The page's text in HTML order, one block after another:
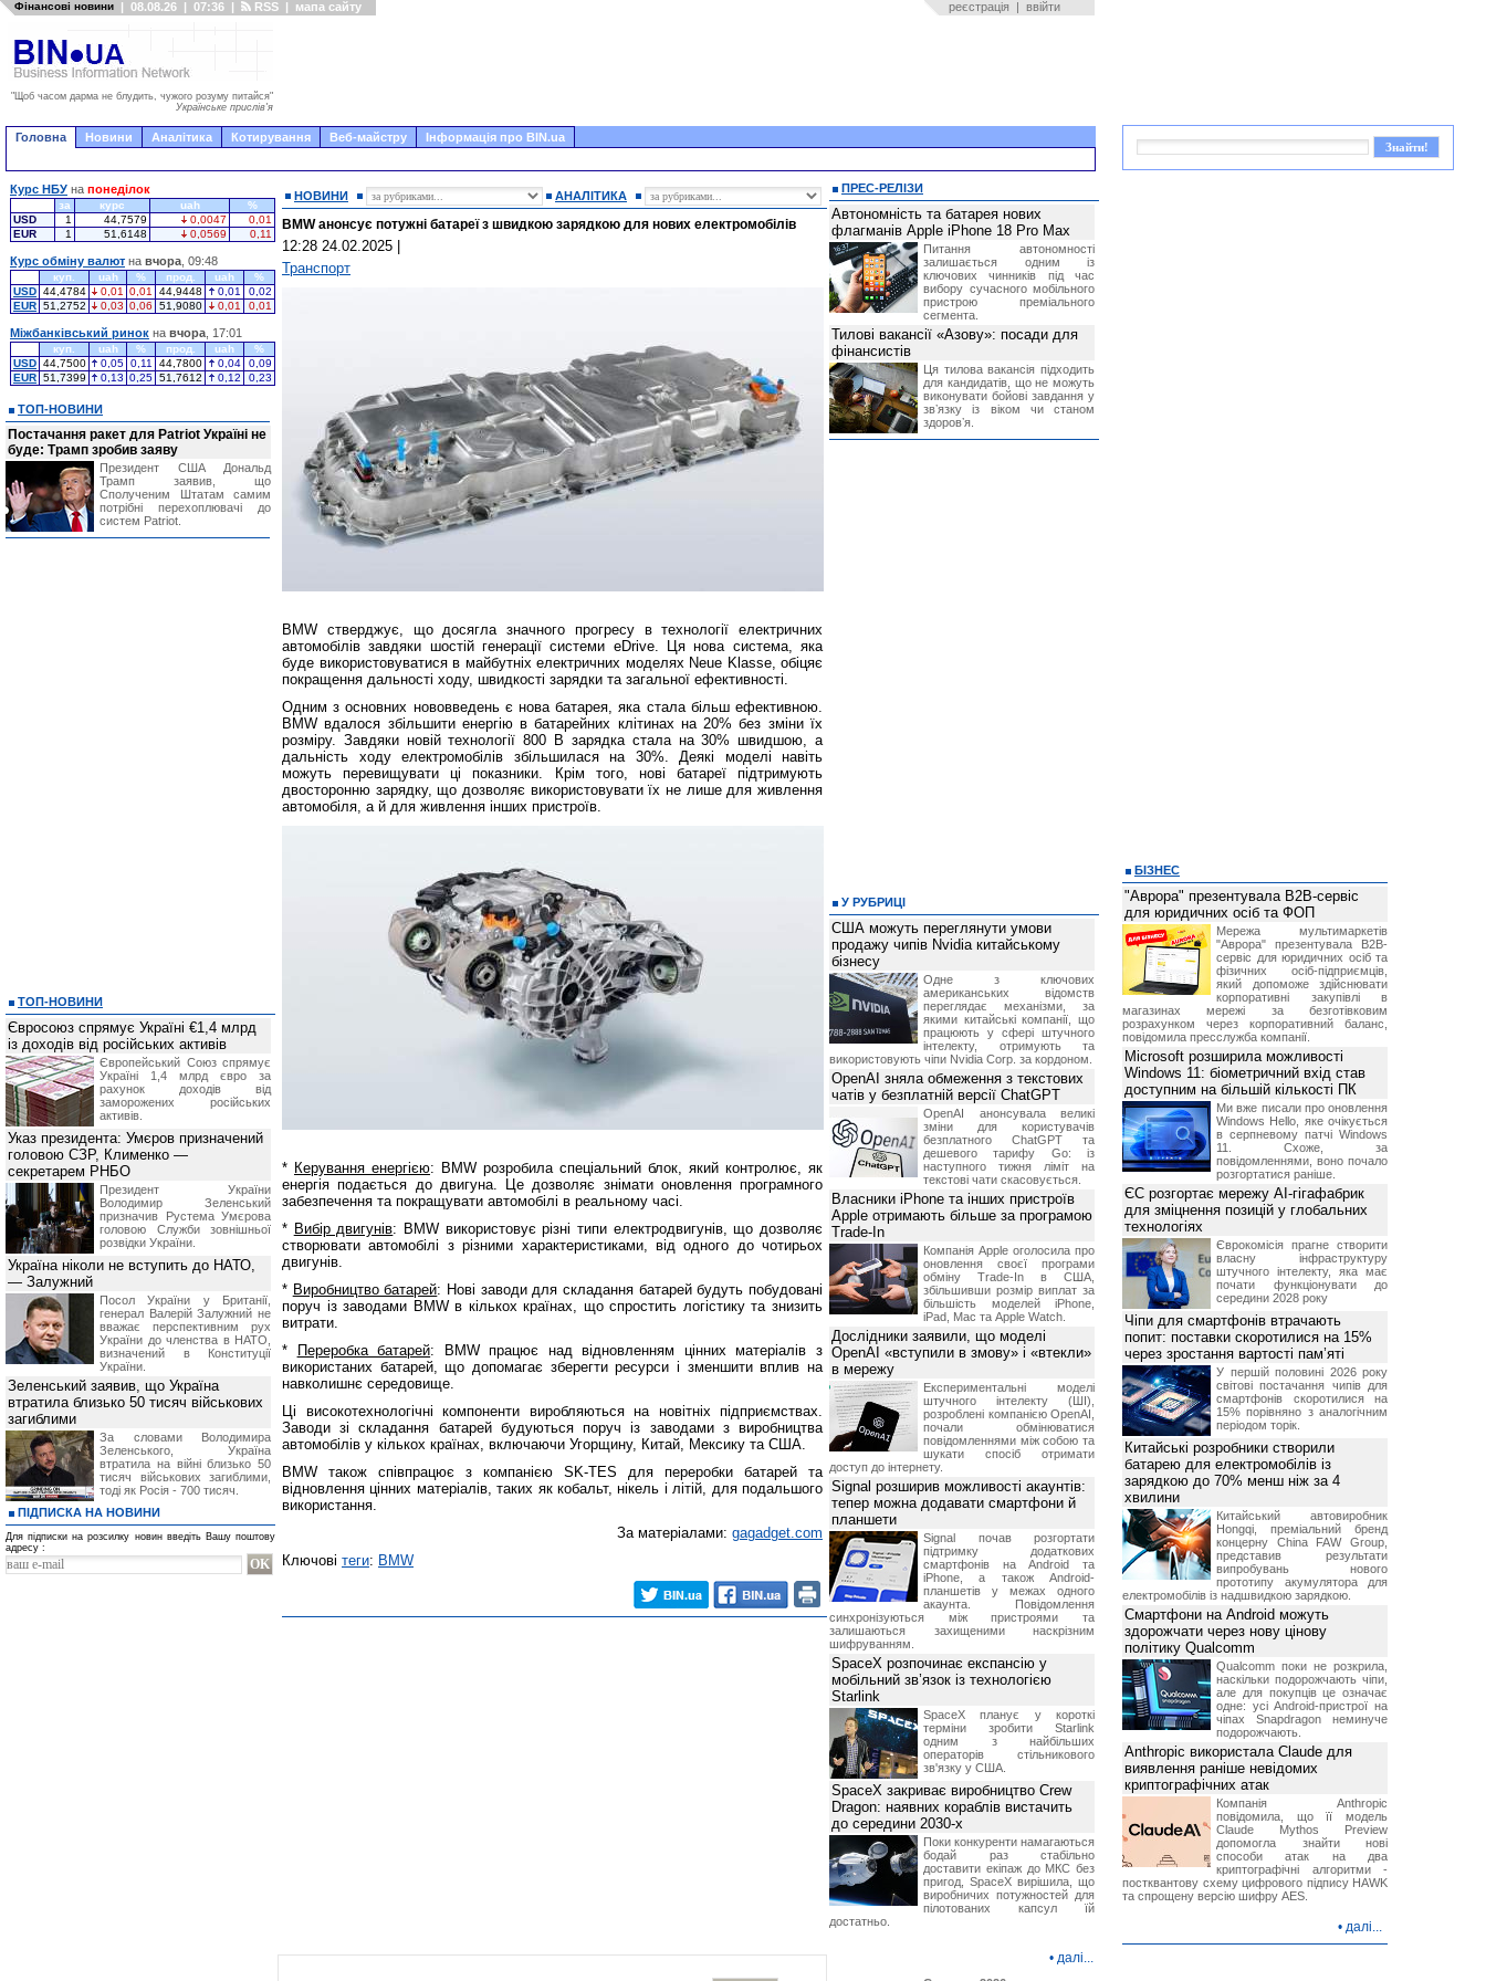
Фінансові новини | 08.08.26 | 07:36 | RSS | мапа сайту реєстрація | ввійти
"Щоб часом дарма не блудить, чужого розуму питайся"
Українське прислів'я
Головна Новини Аналітика Котирування Веб-майстру Інформація про BIN.ua
НОВИНИ АНАЛІТИКА
BMW анонсує потужні батареї з швидкою зарядкою для нових електромобілів
12:28 24.02.2025
Транспорт
BMW стверджує, що досягла значного прогресу в технології електричних
автомобілів завдяки шостій генерації системи eDrive. Ця нова система, яка
буде використовуватися в майбутніх електричних моделях Neue Klasse, обіцяє
покращення дальності ходу, швидкості зарядки та загальної ефективності.
Одним з основних нововведень є нова батарея, яка стала більш ефективною.
BMW вдалося збільшити енергію в батарейних клітинах на 20% без зміни їх
розміру. Завдяки новій технології 800 В зарядка стала на 30% швидшою, а
дальність ходу електромобілів збільшилася на 30%. Деякі моделі навіть
можуть перевищувати ці показники. Крім того, нові батареї підтримують
двосторонню зарядку, що дозволяє використовувати їх не лише для живлення
автомобіля, а й для живлення інших пристроїв.
* Керування енергією: BMW розробила спеціальний блок, який контролює, як
енергія подається до двигуна. Це дозволяє знімати оновлення програмного
забезпечення та покращувати автомобілі в реальному часі.
* Вибір двигунів: BMW використовує різні типи електродвигунів, що дозволяє
створювати автомобілі з різними характеристиками, від одного до чотирьох
двигунів.
* Виробництво батарей: Нові заводи для складання батарей будуть побудовані
поруч із заводами BMW в кількох країнах, що спростить логістику та знизить
витрати.
*
Переробка батарей: BMW працює над відновленням цінних матеріалів з
використаних батарей, що допомагає зберегти ресурси і зменшити вплив на
навколишнє середовище.
Ці високотехнологічні компоненти виробляються на новітніх підприємствах.
Заводи зі складання батарей будуються поруч із заводами з виробництва
автомобілів у кількох країнах, включаючи Угорщину, Китай, Мексику та США.
BMW також співпрацює з компанією SK-TES для переробки батарей та
відновлення цінних матеріалів, таких як кобальт, нікель і літій, для подальшого
використання.
За матеріалами: gagadget.com
Ключові теги: BMW
Курс НБУ на понеділок
за курс uah
%
USD
1 44,7579 0,0047
0,01
EUR
1 51,6148 0,0569 0,11
Курс обміну валют на вчора , 09:48
куп. uah % прод. uah
%
USD 44,4784 0,01 0,01 44,9448 0,01
0,02
EUR 51,2752 0,03 0,06 51,9080 0,01 0,01
Міжбанківський ринок на вчора , 17:01
куп. uah % прод. uah
%
USD 44,7500 0,05 0,11 44,7800 0,04
0,09
EUR 51,7399 0,13 0,25 51,7612 0,12 0,23
ТОП-НОВИНИ
Постачання ракет для Patriot Україні не
буде: Трамп зробив заяву
Президент США Дональд
Трамп заявив, що
Сполученим Штатам самим
потрібні перехоплювачі до
систем Patriot.
ТОП-НОВИНИ
Євросоюз спрямує Україні €1,4 млрд
із доходів від російських активів
Європейський Союз спрямує
Україні 1,4 млрд євро за
рахунок доходів від
заморожених російських
активів.
Указ президента: Умєров призначений
головою СЗР, Клименко —
секретарем РНБО
Президент України
Володимир Зеленський
призначив Pустема Умєрова
головою Служби зовнішньої
розвідки України.
Україна ніколи не вступить до НАТО,
— Залужний
Посол України у Британії,
генерал Валерій Залужний не
вважає перспективним рух
України до членства в НАТО,
визначений в Конституції
України.
Зеленський заявив, що Україна
втратила близько 50 тисяч військових
загиблими
За словами Володимира
Зеленського, Україна
втратила на війні близько 50
тисяч військових загиблими,
тоді як Росія - 700 тисяч.
ПІДПИСКА НА НОВИНИ
Для підписки на розсилку новин введіть Вашу поштову
адресу :
ПРЕС-РЕЛІЗИ
Автономність та батарея нових
флагманів Apple iPhone 18 Pro Max
Питання автономності
залишається одним із
ключових чинників під час
вибору сучасного мобільного
пристрою преміального
сегмента.
Тилові вакансії «Азову»: посади для
фінансистів
Ця тилова вакансія підходить
для кандидатів, що не можуть
виконувати бойові завдання у
звʼязку із віком чи станом
здоровʼя.
У РУБРИЦІ
США можуть переглянути умови
продажу чипів Nvidia китайському
бізнесу
Одне з ключових
американських відомств
переглядає механізми, за
якими китайські компанії, що
працюють у сфері штучного
інтелекту, отримують та
використовують чіпи Nvidia Corp. за кордоном.
OpenAI зняла обмеження з текстових
чатів у безплатній версії ChatGPT
OpenAI анонсувала великі
зміни для користувачів
безплатного ChatGPT та
дешевого тарифу Go: із
наступного тижня ліміт на
текстові чати скасовується.
Власники iPhone та інших пристроїв
Apple отримають більше за програмою
Trade-In
Компанія Apple оголосила про
оновлення своєї програми
обміну Trade-In в США,
збільшивши розмір виплат за
більшість моделей iPhone,
iPad, Mac та Apple Watch.
Дослідники заявили, що моделі
OpenAI «вступили в змову» і «втекли»
в мережу
Експериментальні моделі
штучного інтелекту (ШІ),
розроблені компанією OpenAI,
почали обмінюватися
повідомленнями між собою та
шукати спосіб отримати
доступ до інтернету.
Signal розширив можливості акаунтів:
тепер можна додавати смартфони й
планшети
Signal почав розгортати
підтримку додаткових
смартфонів на Android та
iPhone, а також Android-
планшетів у межах одного
акаунта. Повідомлення
синхронізуються між пристроями та
залишаються захищеними наскрізним
шифруванням.
SpaceX розпочинає експансію у
мобільний зв’язок із технологією
Starlink
SpaceX планує у короткі
терміни зробити Starlink
одним з найбільших
операторів стільникового
зв'язку у США.
SpaceX закриває виробництво Crew
Dragon: наявних кораблів вистачить
до середини 2030-х
Поки конкуренти намагаються
бодай раз стабільно
доставити екіпаж до МКС без
пригод, SpaceX вирішила, що
виробничих потужностей для
пілотованих капсул їй
достатньо.
• далі...
БІЗНЕС
"Аврора" презентувала B2B-сервіс
для юридичних осіб та ФОП
Мережа мультимаркетів
"Аврора" презентувала B2B-
сервіс для юридичних осіб та
фізичних осіб-підприємців,
який допоможе здійснювати
корпоративні закупівлі в
магазинах мережі за безготівковим
розрахунком через корпоративний баланс,
повідомила пресслужба компанії.
Microsoft розширила можливості
Windows 11: біометричний вхід став
доступним на більшій кількості ПК
Ми вже писали про оновлення
Windows Hello, яке очікується
в серпневому патчі Windows
11. Схоже, за
повідомленнями, воно почало
розгортатися раніше.
ЄС розгортає мережу AI-гігафабрик
для зміцнення позицій у глобальних
технологіях
Єврокомісія прагне створити
власну інфраструктуру
штучного інтелекту, яка має
почати функціонувати до
середини 2028 року
Чіпи для смартфонів втрачають
попит: поставки скоротилися на 15%
через зростання вартості пам’яті
У першій половині 2026 року
світові постачання чипів для
смартфонів скоротилися на
15% порівняно з аналогічним
періодом торік.
Китайські розробники створили
батарею для електромобілів із
зарядкою до 70% менш ніж за 4
хвилини
Китайський автовиробник
Hongqi, преміальний бренд
концерну China FAW Group,
представив результати
випробувань нового
прототипу акумулятора для
електромобілів із надшвидкою зарядкою.
Смартфони на Android можуть
здорожчати через нову цінову
політику Qualcomm
Qualcomm поки не розкрила,
наскільки подорожчають чіпи,
але для покупців це означає
одне: усі Android-пристрої на
чіпах Snapdragon неминуче
подорожчають.
Anthropic використала Claude для
виявлення раніше невідомих
криптографічних атак
Компанія Anthropic
повідомила, що її модель
Claude Mythos Preview
допомогла знайти нові
способи атак на два
криптографічні алгоритми -
постквантову схему цифрового підпису HAWK
та спрощену версію шифру AES.
• далі...